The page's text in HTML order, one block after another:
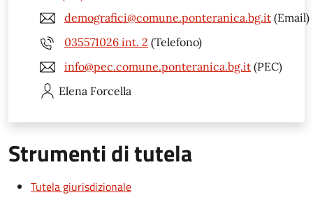
demografici@comune.ponteranica.bg.it (Email)
035571026 int. 2 (Telefono)
info@pec.comune.ponteranica.bg.it (PEC)
Elena Forcella
Strumenti di tutela
Tutela giurisdizionale